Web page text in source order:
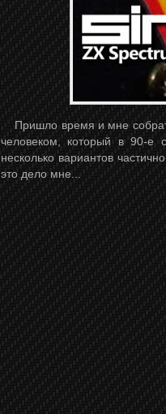
Пришло время и мне
человеком, который в 90-е
несколько вариантов
это дело мне...